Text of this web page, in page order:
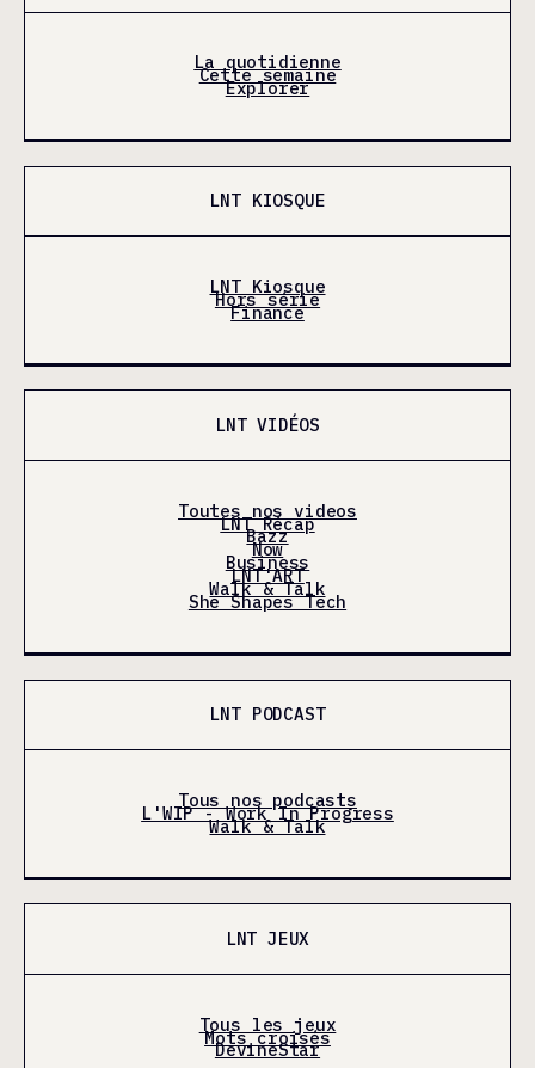
La quotidienne
Cette semaine
Explorer
LNT KIOSQUE
LNT Kiosque
Hors série
Finance
LNT VIDÉOS
Toutes nos videos
LNT Récap
Bazz
Now
Business
LNT'ART
Walk & Talk
She Shapes Tech
LNT PODCAST
Tous nos podcasts
L'WIP - Work In Progress
Walk & Talk
LNT JEUX
Tous les jeux
Mots croisés
DevineStar